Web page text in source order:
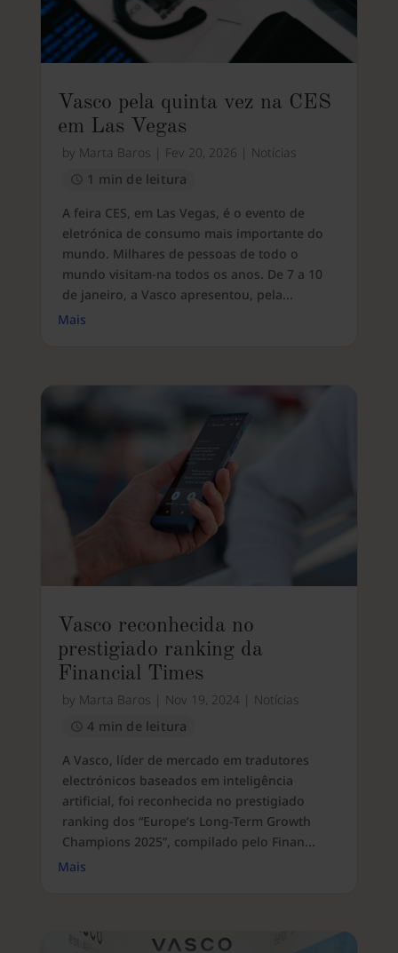
Vasco pela quinta vez na CES
em Las Vegas
by Marta Baros Fev 20, 2026
Notícias
1 min de leitura
A feira CES, em Las Vegas, é o evento de
eletrónica de consumo mais importante do
mundo. Milhares de pessoas de todo o
mundo visitam-na todos os anos. De 7 a 10
de janeiro, a Vasco apresentou, pela...
Mais
Vasco reconhecida no
prestigiado ranking da
Financial Times
by Marta Baros Nov 19, 2024
Notícias
4 min de leitura
A Vasco, líder de mercado em tradutores
electrónicos baseados em inteligência
artificial, foi reconhecida no prestigiado
ranking dos “Europe’s Long-Term Growth
Champions 2025”, compilado pelo Finan...
Mais